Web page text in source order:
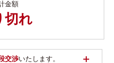
金額
切れ
交渉いたします。